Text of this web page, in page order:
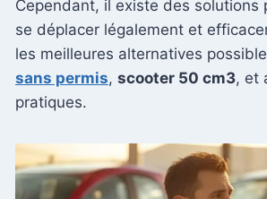
Cependant, il existe des solutions
se déplacer légalement et
les meilleures alternatives
sans permis, scooter 50 cm3, et
pratiques.